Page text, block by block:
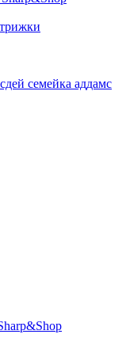
семейка аддамс